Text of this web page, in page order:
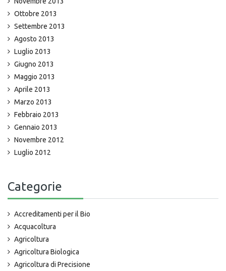
Ottobre 2013
Settembre 2013
Agosto 2013
Luglio 2013
Giugno 2013
Maggio 2013
Aprile 2013
Marzo 2013
Febbraio 2013
Gennaio 2013
Novembre 2012
Luglio 2012
Categorie
Accreditamenti per il Bio
Acquacoltura
Agricoltura
Agricoltura Biologica
Agricoltura di Precisione